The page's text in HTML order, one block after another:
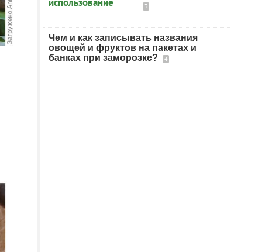
3
Чем и как записывать названия
овощей и фруктов на пакетах и
банках при заморозке?
4